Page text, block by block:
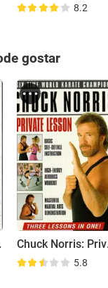
8.2
gostar
5.8